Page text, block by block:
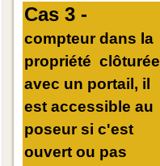
Cas 3 -
compteur dans la
propriété clôturée
avec un portail, il
est accessible au
poseur si c'est
ouvert ou pas